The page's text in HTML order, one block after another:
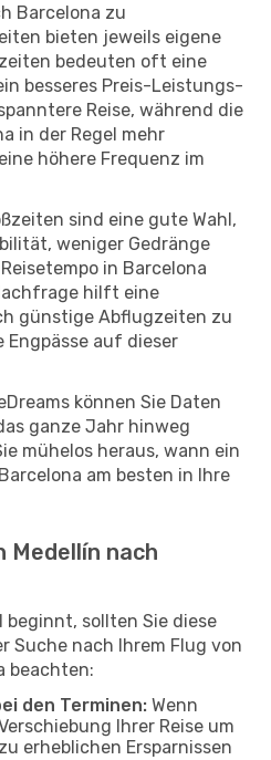
Barcelona zu
bieten jeweils eigene
bedeuten oft eine
besseres Preis-Leistungs-
Reise, während die
in der Regel mehr
höhere Frequenz im
sind eine gute Wahl,
weniger Gedränge
in Barcelona
hilft eine
günstige Abflugzeiten zu
auf dieser
können Sie Daten
ganze Jahr hinweg
mühelos heraus, wann ein
am besten in Ihre
Medellín nach
beginnt, sollten Sie diese
Suche nach Ihrem Flug von
beachten:
den Terminen: Wenn
Ihrer Reise um
erheblichen Ersparnissen